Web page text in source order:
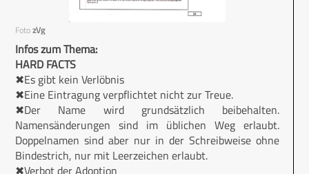
FotozVg
Infos zum Thema:
HARD FACTS
✖Es gibt kein Verlöbnis
✖Eine Eintragung verpflichtet nicht zur Treue.
✖Der Name wird grundsätzlich beibehalten.
Namensänderungen sind im üblichen Weg erlaubt.
Doppelnamen sind aber nur in der Schreibweise ohne
Bindestrich, nur mit Leerzeichen erlaubt.
✖Verbot der Adoption